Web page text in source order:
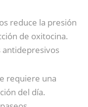
reduce la presión
de oxitocina.
antidepresivos
requiere una
del día.